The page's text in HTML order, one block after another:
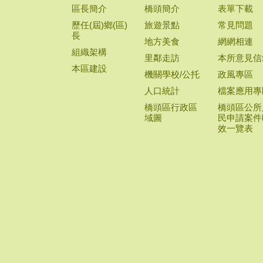
區長簡介
歷任(屆)鄉(區)
長
組織架構
本區建設
橋頭簡介
旅遊景點
地方美食
里鄰走訪
機關學校/公托
人口統計
橋頭區行政區
域圖
表單下載
常見問題
網網相連
本所意見
政風專區
檔案應用
橋頭區公
民申請案
效一覽表